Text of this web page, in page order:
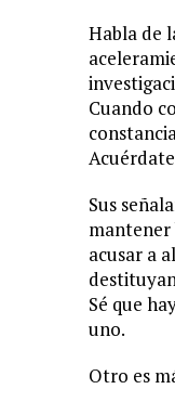
Habla de
Cuando
Sus
mantener
acusar a
Sé que
uno.
Otro es